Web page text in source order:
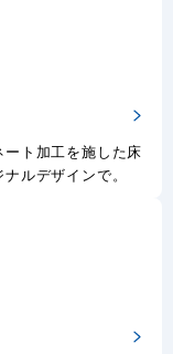
ト加工を施した床
ルデザインで。